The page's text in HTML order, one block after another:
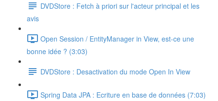
DVDStore : Fetch à priori sur l'acteur principal et les
avis
Open Session / EntityManager in View, est-ce une
bonne idée ? (3:03)
DVDStore : Desactivation du mode Open In View
Spring Data JPA : Ecriture en base de données (7:03)